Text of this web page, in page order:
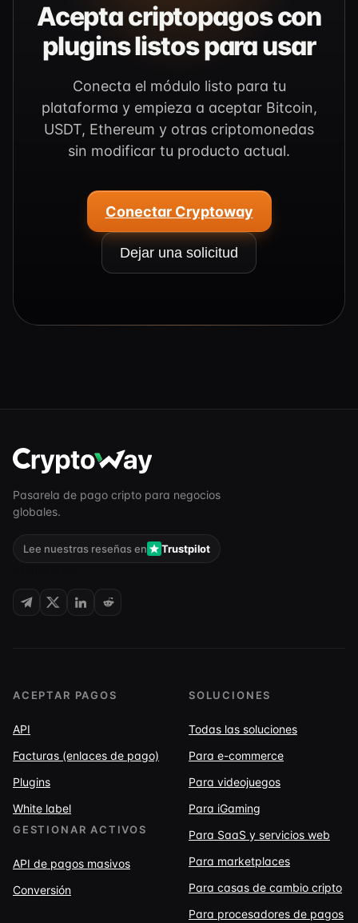
Acepta criptopagos con
plugins listos para usar
Conecta el módulo listo para tu
plataforma y empieza a aceptar Bitcoin,
USDT, Ethereum y otras criptomonedas
sin modificar tu producto actual.
Conectar Cryptoway
Dejar una solicitud
Pasarela de pago cripto para negocios
globales.
Lee nuestras reseñas en
Trustpilot
ACEPTAR PAGOS
API
Facturas (enlaces de pago)
Plugins
White label
GESTIONAR ACTIVOS
API de pagos masivos
Conversión
SOLUCIONES
Todas las soluciones
Para e-commerce
Para videojuegos
Para iGaming
Para SaaS y servicios web
Para marketplaces
Para casas de cambio cripto
Para procesadores de pagos